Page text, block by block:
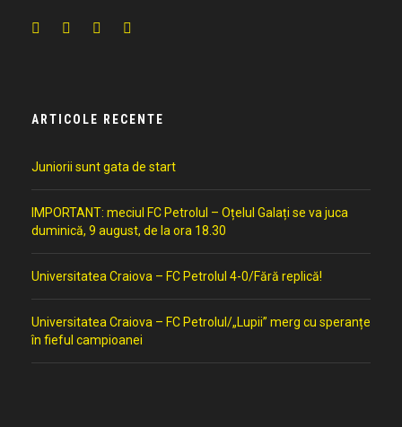
ARTICOLE RECENTE
Juniorii sunt gata de start
IMPORTANT: meciul FC Petrolul – Oțelul Galați se va juca
duminică, 9 august, de la ora 18.30
Universitatea Craiova – FC Petrolul 4-0/Fără replică!
Universitatea Craiova – FC Petrolul/„Lupii” merg cu speranțe
în fieful campioanei